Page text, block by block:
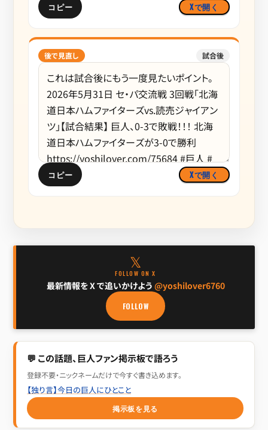
コピー Xで開く
後で見直し 試合後
コピー Xで開く
𝕏
FOLLOW ON X
最新情報を X で追いかけよう @yoshilover6760
FOLLOW
💬 この話題、巨人ファン掲示板で語ろう
登録不要・ニックネームだけで今すぐ書き込めます。
【独り言】今日の巨人にひとこと
掲示板を見る